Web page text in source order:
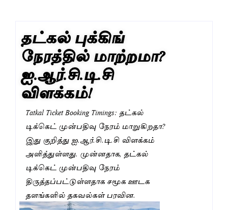
தட்கல் புக்கிங்
நேரத்தில் மாற்றமா?
ஐ.ஆர்.சி.டி.சி
விளக்கம்!
Tatkal Ticket Booking Timings: தட்கல்
டிக்கெட் முன்பதிவு நேரம் மாறுகிறதா?
இது குறித்து ஐ.ஆர்.சி.டி.சி விளக்கம்
அளித்துள்ளது. முன்னதாக, தட்கல்
டிக்கெட் முன்பதிவு நேரம்
திருத்தப்பட்டுள்ளதாக சமூக ஊடக
தளங்களில் தகவல்கள் பரவின.